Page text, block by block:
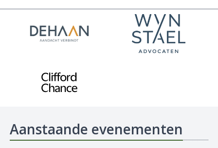
Aanstaande evenementen